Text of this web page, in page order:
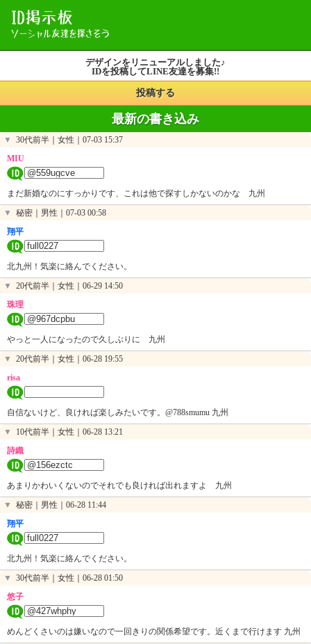
デザインをリニューアルしました♪
IDを投稿してLINE友達を募集!!
投稿する
最新の書き込み
▼ 30代前半｜女性｜ 07-03 15:37
MIU
まだ新婚なのにすっかりです、これは他で探すしかないのかな 九州
▼
秘密｜男性｜ 07-03 00:58
翔平
北九州！気楽に絡んでください。
▼
20代前半｜女性｜ 06-29 14:50
珠理
やっと一人になったので久しぶりに 九州
▼
20代前半｜女性｜ 06-28 19:55
risa
自信ないけど、良ければ楽しみたいです。@788smumu 九州
▼
10代前半｜女性｜ 06-28 13:21
詩織
あまりかわいくないのでそれでも良ければ出れますよ 九州
▼
秘密｜男性｜ 06-28 11:44
翔平
北九州！気楽に絡んでください。
▼
30代前半｜女性｜ 06-28 01:50
悠子
めんどくさいのは嫌いなので一回きりの関係希望です。近くまで行けます 九州